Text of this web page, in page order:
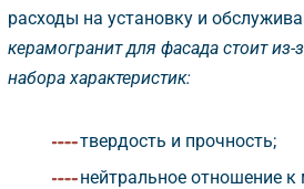
расходы на установку и
керамогранит для фасада стоит из-
набора характеристик:
твердость и прочность;
нейтральное отношение к